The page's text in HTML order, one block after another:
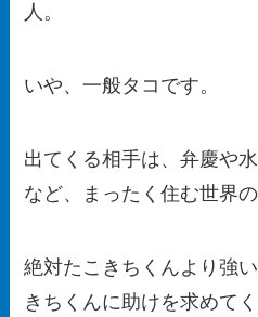
人。
いや、一般タコです。
出てくる相手は、弁慶や
など、まったく住む世界
絶対たこきちくんより強
きちくんに助けを求めて